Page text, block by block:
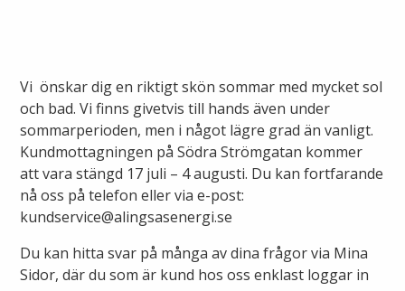
Sälj ditt överskott
Ändra anslutning
Ansluta egen elproduktion
Elmätare och HAN-port
Manuell frånkoppling
Din fjärrvärmecentral
Anslut dig till fjärrvärme
Byggvärme
Alingsås fibernät
Anslut dig till fiber
Ladda elbil
Felanmälan
Felanmälan
Flyttanmälan
Vi önskar dig en riktigt skön sommar med mycket sol
och bad. Vi finns givetvis till hands även under
sommarperioden, men i något lägre grad än vanligt.
Kundmottagningen på Södra Strömgatan kommer
att vara stängd 17 juli – 4 augusti. Du kan fortfarande
nå oss på telefon eller via e-post:
kundservice@alingsasenergi.se
Du kan hitta svar på många av dina frågor via Mina
Sidor, där du som är kund hos oss enklast loggar in